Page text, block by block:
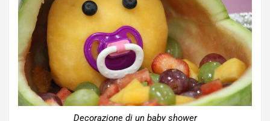
Decorazione di un baby shower